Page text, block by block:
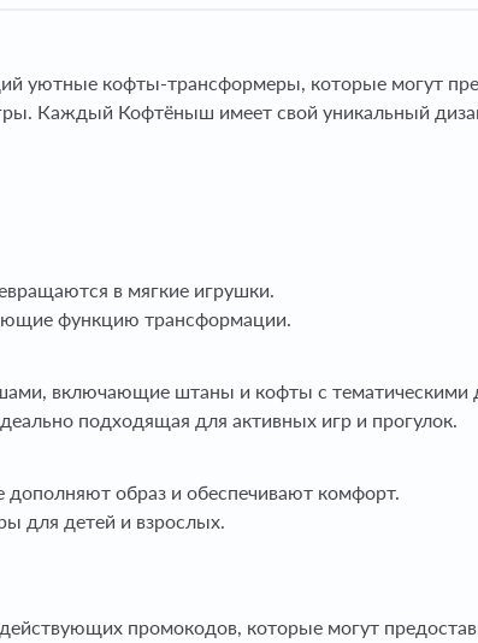
уютные кофты-трансформеры, которые могут
Каждый Кофтёныш имеет свой уникальный
в мягкие игрушки.
функцию трансформации.
включающие штаны и кофты с тематическими
подходящая для активных игр и прогулок.
образ и обеспечивают комфорт.
для детей и взрослых.
промокодов, которые могут